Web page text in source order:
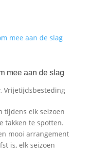
mee aan de slag
, Vrijetijdsbesteding
tijdens elk seizoen
takken te spotten.
mooi arrangement
is, elk seizoen